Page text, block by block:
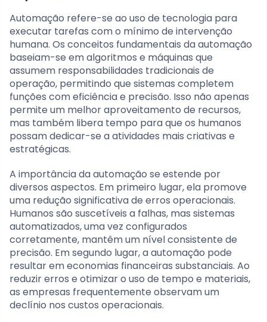
Automação refere-se ao uso de tecnologia para
executar tarefas com o mínimo de intervenção
humana. Os conceitos fundamentais da automação
baseiam-se em algoritmos e máquinas que
assumem responsabilidades tradicionais de
operação, permitindo que sistemas completem
funções com eficiência e precisão. Isso não apenas
permite um melhor aproveitamento de recursos,
mas também libera tempo para que os humanos
possam dedicar-se a atividades mais criativas e
estratégicas.
A importância da automação se estende por
diversos aspectos. Em primeiro lugar, ela promove
uma redução significativa de erros operacionais.
Humanos são suscetíveis a falhas, mas sistemas
automatizados, uma vez configurados
corretamente, mantêm um nível consistente de
precisão. Em segundo lugar, a automação pode
resultar em economias financeiras substanciais. Ao
reduzir erros e otimizar o uso de tempo e materiais,
as empresas frequentemente observam um
declínio nos custos operacionais.